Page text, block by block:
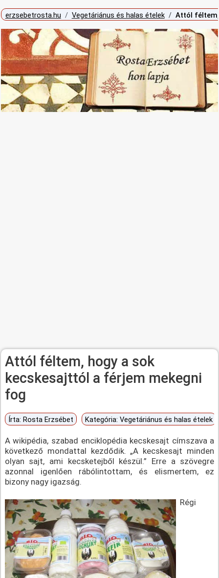
erzsebetrosta.hu Vegetáriánus és halas ételek Attól
Attól féltem, hogy a sok
kecskesajttól a férjem mekegni
fog
Írta: Rosta Erzsébet Kategória: Vegetáriánus és halas ételek
A wikipédia, szabad enciklopédia kecskesajt címszava a
következő mondattal kezdődik. „A kecskesajt minden
olyan sajt, ami kecsketejből készül.” Erre a szövegre
azonnal igenlően rábólintottam, és elismertem, ez
bizony nagy igazság.
Régi